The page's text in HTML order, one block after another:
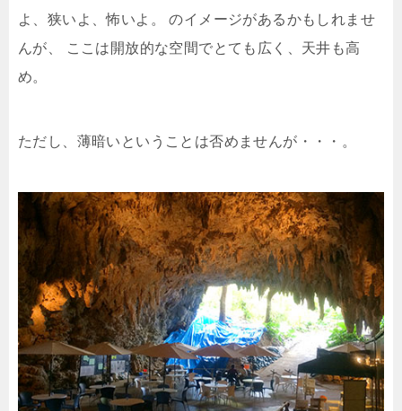
よ、狭いよ、怖いよ。
のイメージがあるかもしれませ
んが、
ここは開放的な空間でとても広く、天井も高
め。
ただし、薄暗いということは否めませんが・・・。